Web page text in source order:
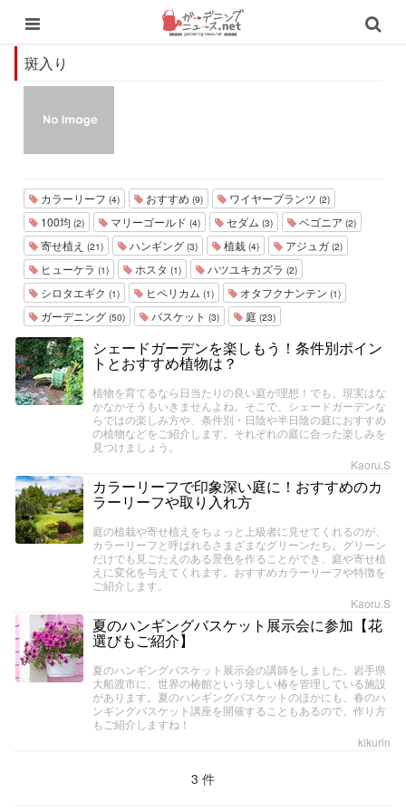
斑入り
カラーリーフ (4) おすすめ (9) ワイヤープランツ (2)
100均 (2) マリーゴールド (4) セダム (3) ベゴニア (2)
寄せ植え (21) ハンギング (3) 植栽 (4) アジュガ (2)
ヒューケラ (1) ホスタ (1) ハツユキカズラ (2)
シロタエギク (1) ヒペリカム (1) オタフクナンテン (1)
ガーデニング (50) バスケット (3) 庭 (23)
シェードガーデンを楽しもう！条件別ポイン
トとおすすめ植物は？
植物を育てるなら日当たりの良い庭が理想！でも、現実はな
かなかそうもいきませんよね。そこで、シェードガーデンな
らではの楽しみ方や、条件別・日陰や半日陰の庭におすすめ
の植物などをご紹介します。それぞれの庭に合った楽しみを
見つけましょう。
Kaoru.S
カラーリーフで印象深い庭に！おすすめのカ
ラーリーフや取り入れ方
庭の植栽や寄せ植えをちょっと上級者に見せてくれるのが、
カラーリーフと呼ばれるさまざまなグリーンたち。グリーン
だけでも見ごたえのある景色を作ることができ、庭や寄せ植
えに変化を与えてくれます。おすすめカラーリーフや特徴を
ご紹介します。
Kaoru.S
夏のハンギングバスケット展示会に参加【花
選びもご紹介】
夏のハンギングバスケット展示会の講師をしました。岩手県
大船渡市に、世界の椿館という珍しい椿を管理している施設
があります。夏のハンギングバスケットのほかにも、春のハ
ンギングバスケット講座を開催することもあるので、作り方
もご紹介しますね！
kikurin
3 件